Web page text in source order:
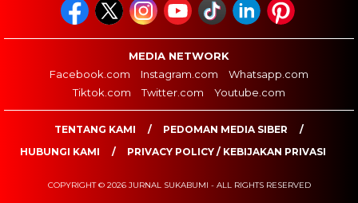
MEDIA NETWORK
Facebook.com
Instagram.com
Whatsapp.com
Tiktok.com
Twitter.com Youtube.com
TENTANG KAMI
PEDOMAN MEDIA SIBER
HUBUNGI KAMI
PRIVACY POLICY / KEBIJAKAN PRIVASI
COPYRIGHT © 2026 JURNAL SUKABUMI - ALL RIGHTS RESERVED